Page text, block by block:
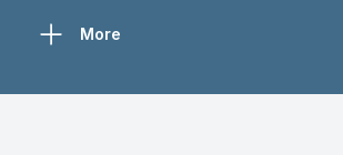
More